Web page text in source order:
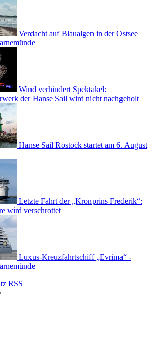
Verdacht auf Blaualgen in der Ostsee
Wind verhindert Spektakel:
der Hanse Sail wird nicht nachgeholt
Hanse Sail Rostock startet am 6. August
Letzte Fahrt der „Kronprins Frederik“:
wird verschrottet
Luxus-Kreuzfahrtschiff „Evrima“ -
RSS